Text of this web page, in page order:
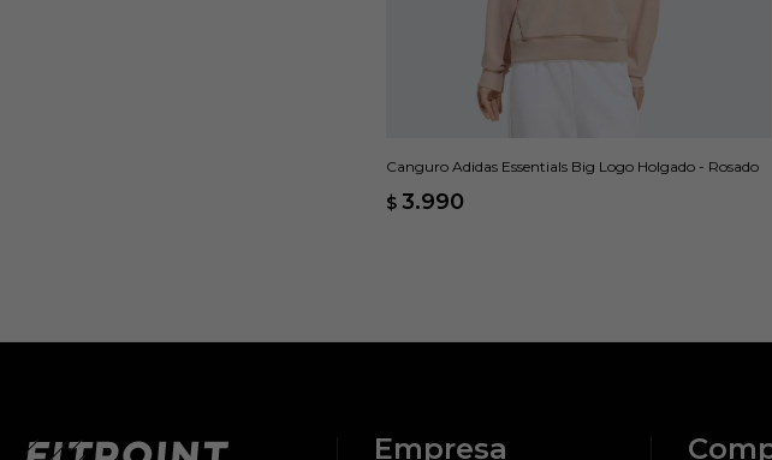
Canguro Adidas Essentials Big Logo Holgado - Rosado
$ 3.990
Empresa